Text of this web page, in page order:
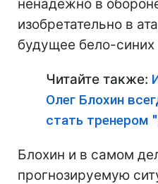
ненадежно в
изобретательно в
будущее бело-синих
Читайте также:
Олег Блохин
стать тренером
Блохин и в самом
прогнозируемую